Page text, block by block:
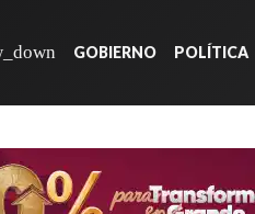
GOBIERNO POLÍTICA